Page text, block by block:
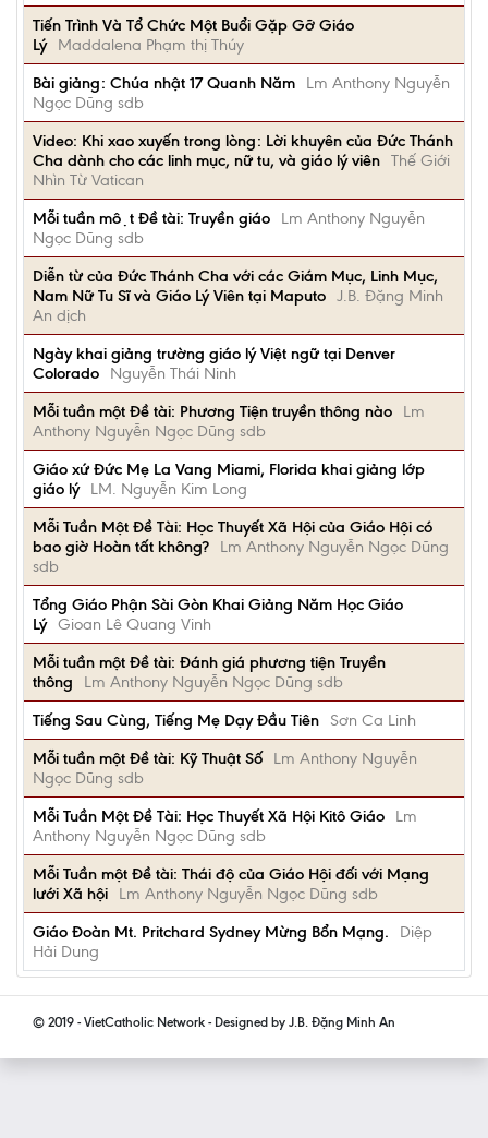
Tiến Trình Và Tổ Chức Một Buổi Gặp Gỡ Giáo
Lý
Maddalena Phạm thị Thúy
Bài giảng: Chúa nhật 17 Quanh Năm
Lm Anthony Nguyễn
Ngọc Dũng sdb
Video: Khi xao xuyến trong lòng: Lời khuyên của Đức Thánh
Cha dành cho các linh mục, nữ tu, và giáo lý viên Thế Giới
Nhìn Từ Vatican
Mỗi tuần một Đề tài: Truyền giáo
Lm Anthony Nguyễn
Ngọc Dũng sdb
Diễn từ của Đức Thánh Cha với các Giám Mục, Linh Mục,
Nam Nữ Tu Sĩ và Giáo Lý Viên tại Maputo J.B. Đặng Minh
An dịch
Ngày khai giảng trường giáo lý Việt ngữ tại Denver
Colorado
Nguyễn Thái Ninh
Mỗi tuần một Đề tài: Phương Tiện truyền thông nào
Lm
Anthony Nguyễn Ngọc Dũng sdb
Giáo xứ Đức Mẹ La Vang Miami, Florida khai giảng lớp
giáo lý
LM. Nguyễn Kim Long
Mỗi Tuần Một Đề Tài: Học Thuyết Xã Hội của Giáo Hội có
bao giờ Hoàn tất không?
Lm Anthony Nguyễn Ngọc Dũng
sdb
Tổng Giáo Phận Sài Gòn Khai Giảng Năm Học Giáo
Lý Gioan Lê Quang Vinh
Mỗi tuần một Đề tài: Đánh giá phương tiện Truyền
thông
Lm Anthony Nguyễn Ngọc Dũng sdb
Tiếng Sau Cùng, Tiếng Mẹ Dạy Đầu Tiên
Sơn Ca Linh
Mỗi tuần một Đề tài: Kỹ Thuật Số
Lm Anthony Nguyễn
Ngọc Dũng sdb
Mỗi Tuần Một Đề Tài: Học Thuyết Xã Hội Kitô Giáo
Lm
Anthony Nguyễn Ngọc Dũng sdb
Mỗi Tuần một Đề tài: Thái độ của Giáo Hội đối với Mạng
lưới Xã hội
Lm Anthony Nguyễn Ngọc Dũng sdb
Giáo Đoàn Mt. Pritchard Sydney Mừng Bổn Mạng.
Diệp
Hải Dung
© 2019 - VietCatholic Network - Designed by J.B. Đặng Minh An